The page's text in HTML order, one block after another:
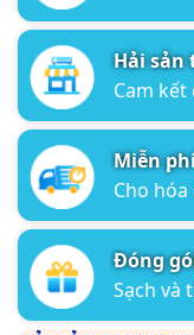
Hải sản
Cam
Miễn
Cho
Đóng
Sạch và